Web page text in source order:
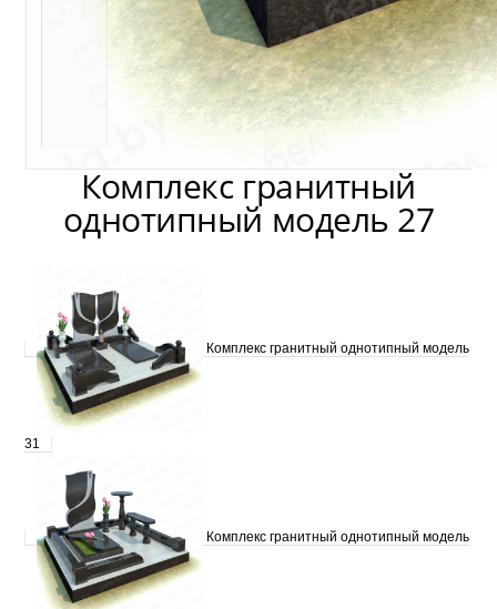
Комплекс гранитный
однотипный модель 27
Комплекс гранитный однотипный модель
31
Комплекс гранитный однотипный модель